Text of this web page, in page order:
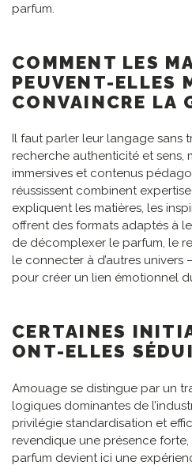
parfum.
COMMENT LES
PEUVENT-ELLES
CONVAINCRE LA
Il faut parler leur langage sans
recherche authenticité et sens,
immersives et contenus
réussissent combinent
expliquent les matières, les
offrent des formats adaptés à
de décomplexer le parfum, le
le connecter à d’autres
pour créer un lien émotionnel
CERTAINES
ONT-ELLES
Amouage se distingue par un
logiques dominantes de
privilégie standardisation et
revendique une présence
parfum devient ici une